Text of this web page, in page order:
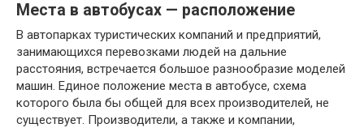
Места в автобусах — расположение
В автопарках туристических компаний и предприятий,
занимающихся перевозками людей на дальние
расстояния, встречается большое разнообразие моделей
машин. Единое положение места в автобусе, схема
которого была бы общей для всех производителей, не
существует. Производители, а также и компании,